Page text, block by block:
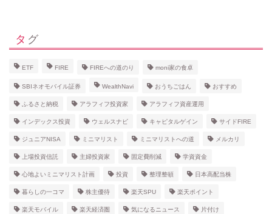
タグ
ETF FIRE FIREへの道のり moni家の食卓
SBIネオモバイル証券 WealthNavi おうちごはん おすすめ
ふるさと納税 アラフィフ投資家 アラフィフ資産運用
インデックス投資 ウェルスナビ キャピタルゲイン サイドFIRE
ジュニアNISA ミニマリスト ミニマリストへの道 メルカリ
上場投資信託 主婦投資家 固定費削減 学資資金
心地よいミニマリスト計画 投資 整理整頓 日本高配当株
暮らしの一コマ 株主優待 楽天SPU 楽天ポイント
楽天モバイル 楽天経済圏 気になるニュース 片付け